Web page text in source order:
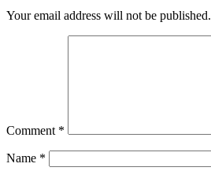
Your email address will not be published.
Comment *
Name *